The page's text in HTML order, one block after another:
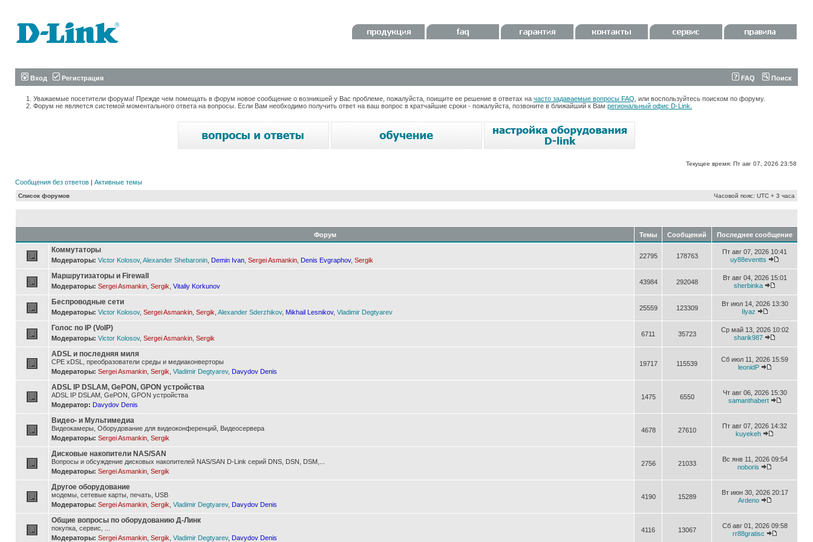
Вход Регистрация FAQ Поиск
Уважаемые посетители форума! Прежде чем помещать в форум новое сообщение о возникшей у Вас проблеме, пожалуйста, поищите ее решение в ответах на часто задаваемые вопросы FAQ , или воспользуйтесь поиском по форуму.
Форум не является системой моментального ответа на вопросы. Если Вам необходимо получить ответ на ваш вопрос в кратчайшие сроки - пожалуйста, позвоните в ближайший к Вам региональный офис D-Link.
Текущее время: Пт авг 07, 2026 23:58
Сообщения без ответов | Активные темы
Список форумов Часовой пояс: UTC + 3 часа
Форум Темы Сообщений Последнее сообщение
Коммутаторы
Модераторы: Victor Kolosov, Alexander Shebaronin Demin Ivan Sergei Asmankin Denis Evgraphov, Sergik
22795 178763
Пт авг 07, 2026 10:41
uy88eventts
Маршрутизаторы и Firewall
Модераторы: Sergei Asmankin Sergik Vitaliy Korkunov
43984 292048
Вт авг 04, 2026 15:01
sherbinka
Беспроводные сети
Модераторы: Victor Kolosov, Sergei Asmankin Sergik Alexander Sderzhikov, Mikhail Lesnikov, Vladimir Degtyarev
25559 123309
Вт июл 14, 2026 13:30
Ilyaz
Голос по IP (VoIP)
Модераторы: Victor Kolosov, Sergei Asmankin Sergik
6711 35723
Ср май 13, 2026 10:02
sharik987
ADSL и последняя миля
CPE xDSL, преобразователи среды и медиаконверторы
Модераторы: Sergei Asmankin Sergik Vladimir Degtyarev, Davydov Denis
19717 115539
Сб июл 11, 2026 15:59
leonidP
ADSL IP DSLAM, GePON, GPON устройства
ADSL IP DSLAM, GePON, GPON устройства
Модератор: Davydov Denis
1475 6550
Чт авг 06, 2026 15:30
samanthabert
Видео- и Мультимедиа
Видеокамеры, Оборудование для видеоконференций, Видеосервера
Модераторы: Sergei Asmankin Sergik
4678 27610
Пт авг 07, 2026 14:32
kuyekeh
Дисковые накопители NAS/SAN
Вопросы и обсуждение дисковых накопителей NAS/SAN D-Link серий DNS, DSN, DSM,...
Модераторы: Sergei Asmankin Sergik
2756 21033
Вс янв 11, 2026 09:54
noboris
Другое оборудование
модемы, сетевые карты, печать, USB
Модераторы: Sergei Asmankin Sergik Vladimir Degtyarev, Davydov Denis
4190 15289
Вт июн 30, 2026 20:17
Ardeno
Общие вопросы по оборудованию Д-Линк
покупка, сервис, ...
Модераторы: Sergei Asmankin Sergik Vladimir Degtyarev, Davydov Denis
4116 13067
Сб авг 01, 2026 09:58
rr88gratisc